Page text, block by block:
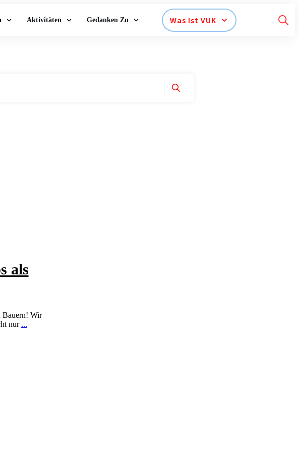
Aktivitäten Gedanken Zu Was Ist VUK
als
Bauern! Wir
nur ...